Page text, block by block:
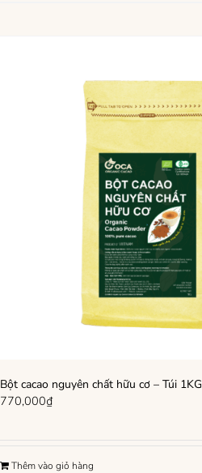
Bột cacao nguyên chất hữu cơ – Túi 1KG
770,000₫
Thêm vào giỏ hàng